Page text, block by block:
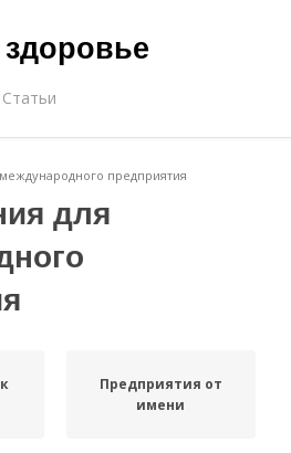
Статьи
предприятия
для
Предприятия от
имени